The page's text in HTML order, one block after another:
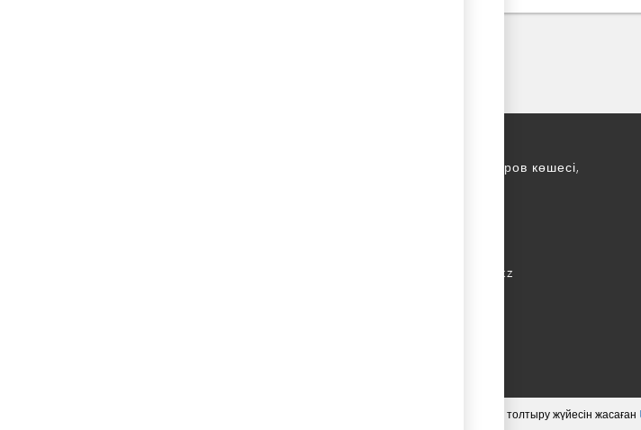
Астана қ., С. Асфендияров көшесі,
kense@qaztrade.org.kz
Өнімнің авторлық құқығы eRegulations тиесілі ©, мазмұнын толтыру жүйесін жасаған